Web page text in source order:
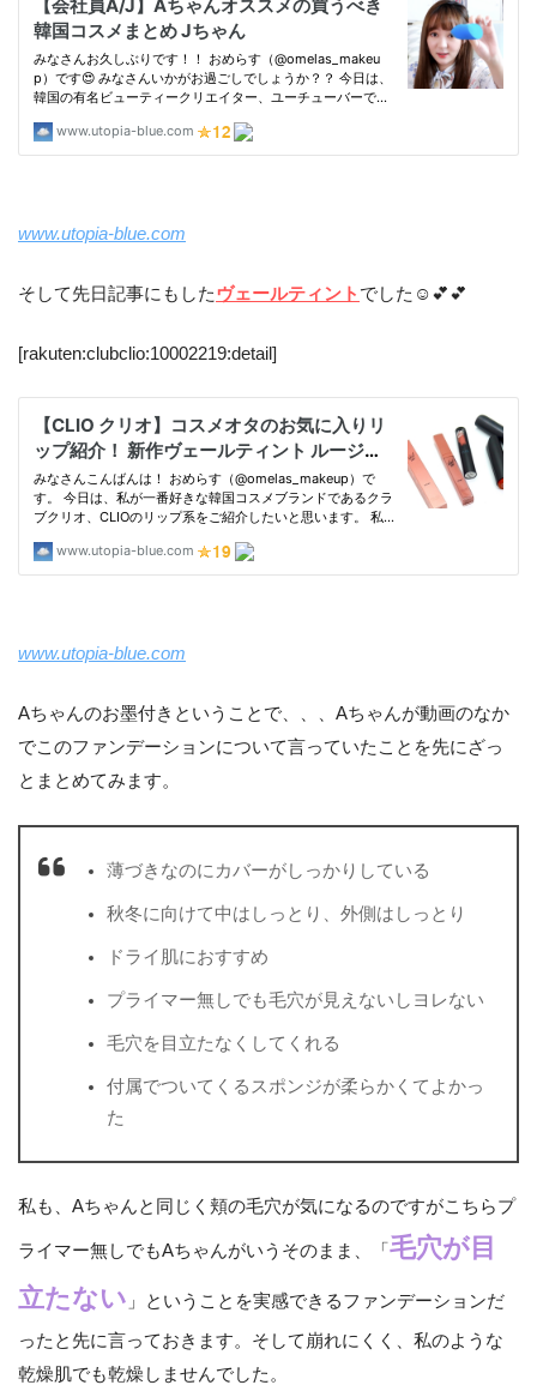
www.utopia-blue.com
そして先日記事にもしたヴェールティント でした☺️💕💕
[rakuten:clubclio:10002219:detail]
www.utopia-blue.com
Aちゃんのお墨付きということで、、、Aちゃんが動画のなか
でこのファンデーションについて言っていたことを先にざっ
とまとめてみます。
薄づきなのにカバーがしっかりしている
秋冬に向けて中はしっとり、外側はしっとり
ドライ肌におすすめ
プライマー無しでも毛穴が見えないしヨレない
毛穴を目立たなくしてくれる
付属でついてくるスポンジが柔らかくてよかっ
た
私も、Aちゃんと同じく頬の毛穴が気になるのですがこちらプ
ライマー無しでもAちゃんがいうそのまま、「毛穴が目
立たない 」ということを実感できるファンデーションだ
ったと先に言っておきます。そして崩れにくく、私のような
乾燥肌でも乾燥しませんでした。